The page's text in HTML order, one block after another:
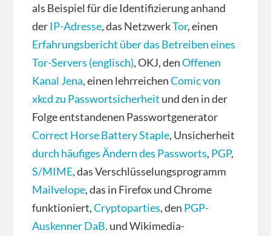
als Beispiel für die Identifizierung anhand
derIP-Adresse, das NetzwerkTor, einen
Erfahrungsbericht über das Betreiben eines
Tor-Servers (englisch), OKJ, denOffenen
Kanal Jena, einen lehrreichenComic von
xkcd zu Passwortsicherheit und den in der
Folge entstandenen Passwortgenerator
Correct Horse Battery Staple, Unsicherheit
durch häufiges Ändern des Passworts, PGP,
S/MIME, das Verschlüsselungsprogramm
Mailvelope, das in Firefox und Chrome
funktioniert,Cryptoparties, den PGP-
Auskenner DaB. und Wikimedia-